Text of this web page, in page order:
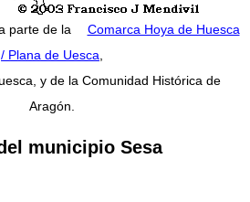
parte de la
Comarca Hoya de Huesca
/ Plana de Uesca
y de la Comunidad Histórica de
Aragón.
municipio Sesa